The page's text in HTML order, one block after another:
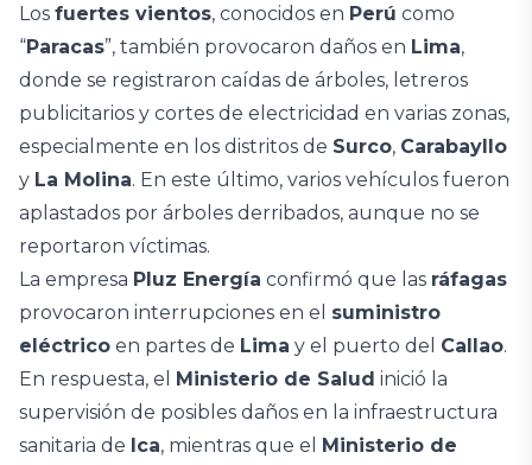
Los fuertes vientos, conocidos en Perú como
“Paracas”, también provocaron daños en Lima,
donde se registraron caídas de árboles, letreros
publicitarios y cortes de electricidad en varias zonas,
especialmente en los distritos de Surco, Carabayllo
y La Molina. En este último, varios vehículos fueron
aplastados por árboles derribados, aunque no se
reportaron víctimas.
La empresa Pluz Energía confirmó que las ráfagas
provocaron interrupciones en el suministro
eléctrico en partes de Lima y el puerto del Callao.
En respuesta, el Ministerio de Salud inició la
supervisión de posibles daños en la infraestructura
sanitaria de Ica, mientras que el Ministerio de